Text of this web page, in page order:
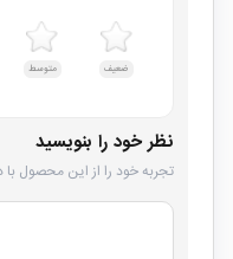
ضعیف متوسط
نظر خود را بنویسید
تجربه خود را از این محصول با